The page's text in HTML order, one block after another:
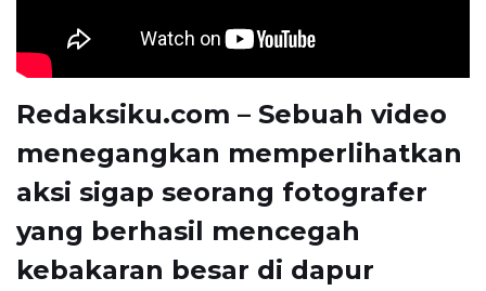
Redaksiku.com – Sebuah video
menegangkan memperlihatkan
aksi sigap seorang fotografer
yang berhasil mencegah
kebakaran besar di dapur